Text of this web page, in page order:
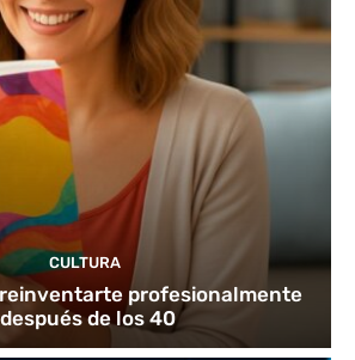
CULTURA
profesionalmente
después de los 40